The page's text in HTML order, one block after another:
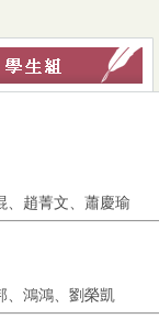
、趙菁文、蕭慶瑜
、鴻鴻、劉榮凱